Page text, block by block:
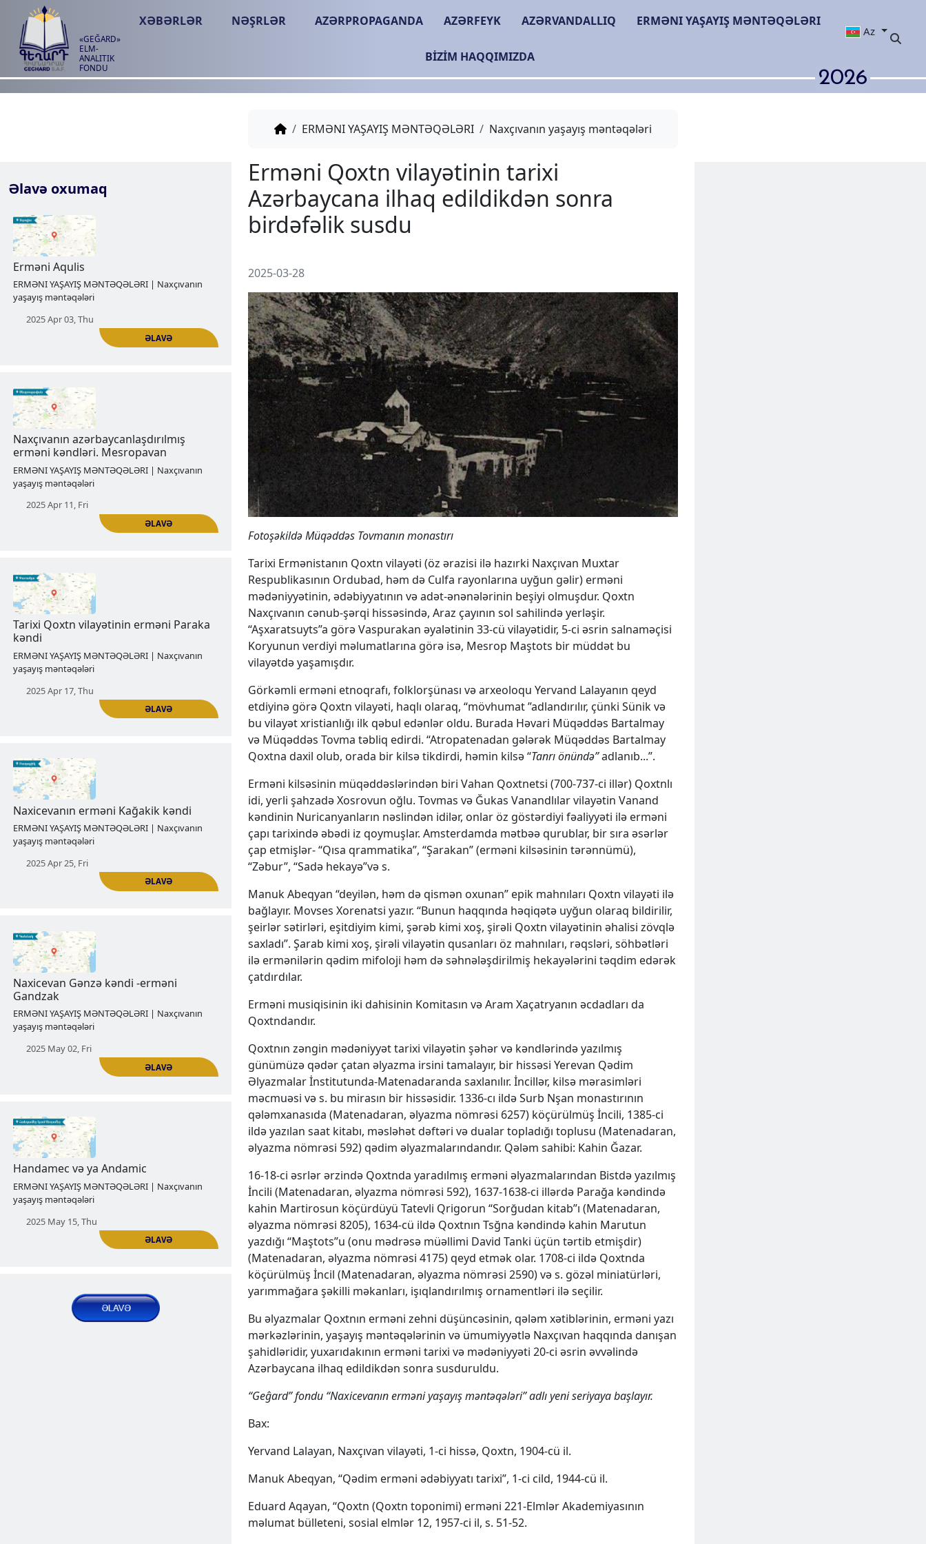
«GEĞARD»
ELM-
ANALITIK
FONDU
XƏBƏRLƏR NƏŞRLƏR AZƏRPROPAGANDA AZƏRFEYK AZƏRVANDALLIQ ERMƏNI YAŞAYIŞ MƏNTƏQƏLƏRI
BIZIM HAQQIMIZDA
Az
2026
Əlavə oxumaq
Erməni Aqulis
ERMƏNI YAŞAYIŞ MƏNTƏQƏLƏRI | Naxçıvanın
2025 Apr 03, Thu
ƏLAVƏ
ERMƏNI YAŞAYIŞ MƏNTƏQƏLƏRI | Naxçıvanın
yaşayış məntəqələri
2025 Apr 11, Fri
Tarixi Qoxtn vilayətinin erməni Paraka
kəndi
ERMƏNI YAŞAYIŞ MƏNTƏQƏLƏRI | Naxçıvanın
yaşayış məntəqələri
2025 Apr 17, Thu
Naxicevanın erməni Kağakik kəndi
ERMƏNI YAŞAYIŞ MƏNTƏQƏLƏRI | Naxçıvanın
yaşayış məntəqələri
2025 Apr 25, Fri
Naxicevan Gənzə kəndi -erməni
ERMƏNI YAŞAYIŞ MƏNTƏQƏLƏRI | Naxçıvanın
2025 May 02, Fri
ERMƏNI YAŞAYIŞ MƏNTƏQƏLƏRI | Naxçıvanın
ERMƏNI YAŞAYIŞ MƏNTƏQƏLƏRI Naxçıvanın yaşayış məntəqələri
Erməni Qoxtn vilayətinin tarixi
2025-03-28
FotoşəkildəMüqəddəs Tovmanın monastırı
Tarixi Ermənistanın Qoxtn vilayəti (öz ərazisi ilə hazırki Naxçıvan Muxtar
Respublikasının Ordubad, həm də Culfa rayonlarına uyğun gəlir) erməni
mədəniyyətinin, ədəbiyyatının və adət-ənənələrinin beşiyi olmuşdur. Qoxtn
Naxçıvanın cənub-şərqi hissəsində, Araz çayının sol sahilində yerləşir.
“Aşxaratsuyts”a görə Vaspurakan əyalətinin 33-cü vilayətidir, 5-ci əsrin salnaməçisi
Koryunun verdiyi məlumatlarına görə isə, Mesrop Maştots bir müddət bu
vilayətdə yaşamışdır.
Görkəmli erməni etnoqrafı, folklorşünası və arxeoloqu Yervand Lalayanın qeyd
etdiyinə görə Qoxtn vilayəti, haqlı olaraq, “mövhumat ”adlandırılır, çünki Sünik və
bu vilayət xristianlığı ilk qəbul edənlər oldu. Burada Həvari Müqəddəs Bartalmay
və Müqəddəs Tovma təbliq edirdi. “Atropatenadan gələrək Müqəddəs Bartalmay
Qoxtna daxil olub, orada bir kilsə tikdirdi, həmin kilsə “Tanrı önündə”adlanıb...”.
Erməni kilsəsinin müqəddəslərindən biri Vahan Qoxtnetsi (700-737-ci illər) Qoxtnlı
idi, yerli şahzadə Xosrovun oğlu. Tovmas və Ğukas Vanandlılar vilayətin Vanand
kəndinin Nuricanyanların nəslindən idilər, onlar öz göstərdiyi fəaliyyəti ilə erməni
çapı tarixində əbədi iz qoymuşlar. Amsterdamda mətbəə qurublar, bir sıra əsərlər
çap etmişlər- “Qısa qrammatika”, “Şarakan” (erməni kilsəsinin tərənnümü),
“Zəbur”, “Sadə hekayə”və s.
Manuk Abeqyan “deyilən, həm də qismən oxunan” epik mahnıları Qoxtn vilayəti ilə
bağlayır. Movses Xorenatsi yazır. “Bunun haqqında həqiqətə uyğun olaraq bildirilir,
şeirlər sətirləri, eşitdiyim kimi, şərəb kimi xoş, şirəli Qoxtn vilayətinin əhalisi zövqlə
saxladı”. Şarab kimi xoş, şirəli vilayətin qusanları öz mahnıları, rəqsləri, söhbətləri
ilə ermənilərin qədim mifoloji həm də səhnələşdirilmiş hekayələrini təqdim edərək
çatdırdılar.
Erməni musiqisinin iki dahisinin Komitasın və Aram Xaçatryanın əcdadları da
Qoxtndandır.
Qoxtnın zəngin mədəniyyət tarixi vilayətin şəhər və kəndlərində yazılmış
günümüzə qədər çatan əlyazma irsini tamalayır, bir hissəsi Yerevan Qədim
Əlyazmalar İnstitutunda-Matenadaranda saxlanılır. İncillər, kilsə mərasimləri
məcmuəsi və s. bu mirasın bir hissəsidir. 1336-cı ildə Surb Nşan monastırının
qələmxanasıda (Matenadaran, əlyazma nömrəsi 6257) köçürülmüş İncili, 1385-ci
ildə yazılan saat kitabı, məsləhət dəftəri və dualar topladığı toplusu (Matenadaran,
əlyazma nömrəsi 592) qədim əlyazmalarındandır. Qələm sahibi: Kahin Ğazar.
16-18-ci əsrlər ərzində Qoxtnda yaradılmış erməni əlyazmalarından Bistdə yazılmış
İncili (Matenadaran, əlyazma nömrəsi 592), 1637-1638-ci illərdə Parağa kəndində
kahin Martirosun köçürdüyü Tatevli Qrigorun “Sorğudan kitab”ı (Matenadaran,
əlyazma nömrəsi 8205), 1634-cü ildə Qoxtnın Tsğna kəndində kahin Marutun
yazdığı “Maştots”u (onu mədrəsə müəllimi David Tanki üçün tərtib etmişdir)
(Matenadaran, əlyazma nömrəsi 4175) qeyd etmək olar. 1708-ci ildə Qoxtnda
köçürülmüş İncil (Matenadaran, əlyazma nömrəsi 2590) və s. gözəl miniatürləri,
yarımmağara şəkilli məkanları, işıqlandırılmış ornamentləri ilə seçilir.
Bu əlyazmalar Qoxtnın erməni zehni düşüncəsinin, qələm xətiblərinin, erməni yazı
mərkəzlərinin, yaşayış məntəqələrinin və ümumiyyətlə Naxçıvan haqqında danışan
şahidləridir, yuxarıdakının erməni tarixi və mədəniyyəti 20-ci əsrin əvvəlində
Azərbaycana ilhaq edildikdən sonra susduruldu.
“Geĝard” fondu “Naxicevanın erməni yaşayış məntəqələri” adlı yeni seriyaya başlayır.
Bax:
Yervand Lalayan, Naxçıvan vilayəti, 1-ci hissə, Qoxtn, 1904-cü il.
Manuk Abeqyan, “Qədim erməni ədəbiyyatı tarixi”, 1-ci cild, 1944-cü il.
Eduard Aqayan, “Qoxtn (Qoxtn toponimi) erməni 221-Elmlər Akademiyasının
məlumat bülleteni, sosial elmlər 12, 1957-ci il, s. 51-52.